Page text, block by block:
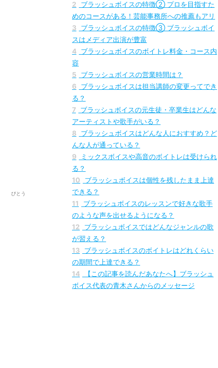
1
ブラッシュボイスの特徴① レッスン対応エ
リアが広く、オンラインにも対応している
2 ブラッシュボイスの特徴② プロを目指すた
めのコースがある！芸能事務所への推薦もアリ
3
スはメディア出演が豊富
4
ブラッシュボイスのボイトレ料金・コース内
容
5 ブラッシュボイスの営業時間は？
6
ブラッシュボイスは担当講師の変更ってでき
る？
7 ブラッシュボイスの元生徒・卒業生はどんな
アーティストや歌手がいる？
8 ブラッシュボイスはどんな人におすすめ？ど
んな人が通っている？
9 ミックスボイスや高音のボイトレは受けられ
る？
10
ブラッシュボイスは個性を残したまま上達
できる？
11 ブラッシュボイスのレッスンで好きな歌手
のような声を出せるようになる？
12 ブラッシュボイスではどんなジャンルの歌
が習える？
13 ブラッシュボイスのボイトレはどれくらい